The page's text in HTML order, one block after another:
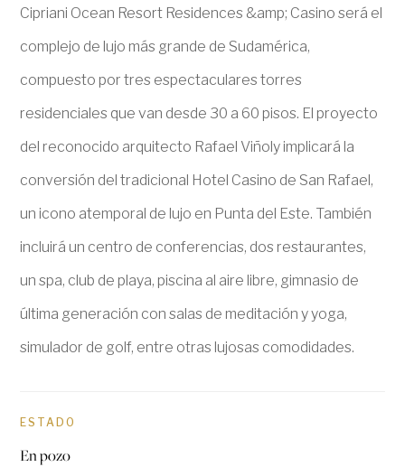
Cipriani Ocean Resort Residences &amp; Casino será el
complejo de lujo más grande de Sudamérica,
compuesto por tres espectaculares torres
residenciales que van desde 30 a 60 pisos. El proyecto
del reconocido arquitecto Rafael Viñoly implicará la
conversión del tradicional Hotel Casino de San Rafael,
un icono atemporal de lujo en Punta del Este. También
incluirá un centro de conferencias, dos restaurantes,
un spa, club de playa, piscina al aire libre, gimnasio de
última generación con salas de meditación y yoga,
simulador de golf, entre otras lujosas comodidades.
ESTADO
En pozo